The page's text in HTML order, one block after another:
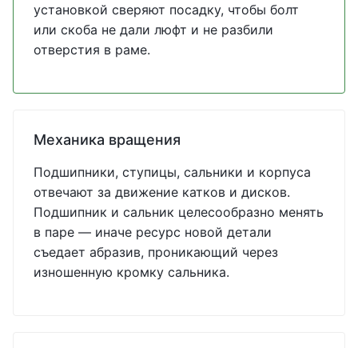
установкой сверяют посадку, чтобы болт
или скоба не дали люфт и не разбили
отверстия в раме.
Механика вращения
Подшипники, ступицы, сальники и корпуса
отвечают за движение катков и дисков.
Подшипник и сальник целесообразно менять
в паре — иначе ресурс новой детали
съедает абразив, проникающий через
изношенную кромку сальника.